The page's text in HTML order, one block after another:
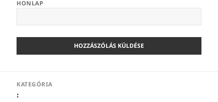
HONLAP
navigációKATEGÓRIA
: